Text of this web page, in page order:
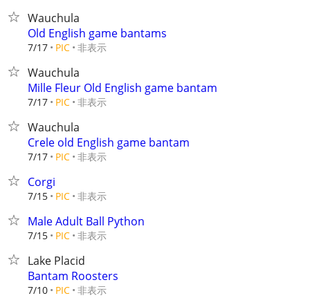
Wauchula
Old English game bantams
7/17 PIC 非表示
Wauchula
Mille Fleur Old English game bantam
7/17 PIC 非表示
Wauchula
Crele old English game bantam
7/17 PIC 非表示
Corgi
7/15 PIC 非表示
Male Adult Ball Python
7/15 PIC 非表示
Lake Placid
Bantam Roosters
7/10 PIC 非表示